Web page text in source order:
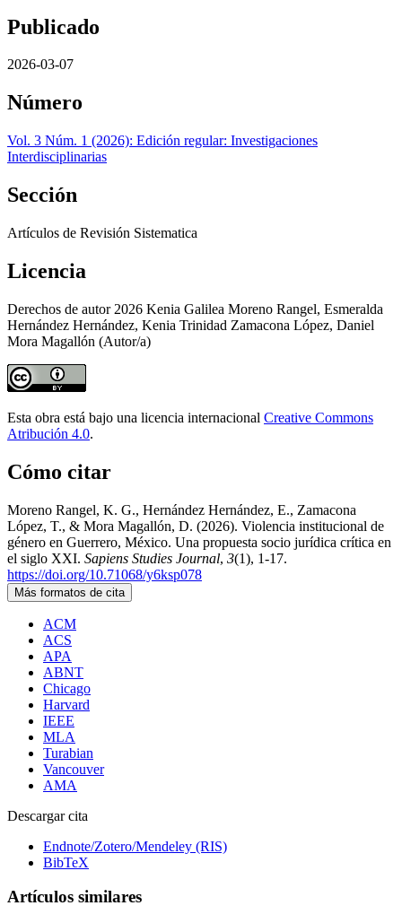
Publicado
2026-03-07
Número
Vol. 3 Núm. 1 (2026): Edición regular: Investigaciones
Interdisciplinarias
Sección
Artículos de Revisión Sistematica
Licencia
Derechos de autor 2026 Kenia Galilea Moreno Rangel, Esmeralda
Hernández Hernández, Kenia Trinidad Zamacona López, Daniel
Mora Magallón (Autor/a)
Esta obra está bajo una licencia internacional Creative Commons
Atribución 4.0.
Cómo citar
Moreno Rangel, K. G., Hernández Hernández, E., Zamacona
López, T., & Mora Magallón, D. (2026). Violencia institucional de
género en Guerrero, México. Una propuesta socio jurídica crítica en
el siglo XXI. Sapiens Studies Journal, 3(1), 1-17.
https://doi.org/10.71068/y6ksp078
Más formatos de cita
ACM
ACS
APA
ABNT
Chicago
Harvard
IEEE
MLA
Turabian
Vancouver
AMA
Descargar cita
Endnote/Zotero/Mendeley (RIS)
BibTeX
Artículos similares